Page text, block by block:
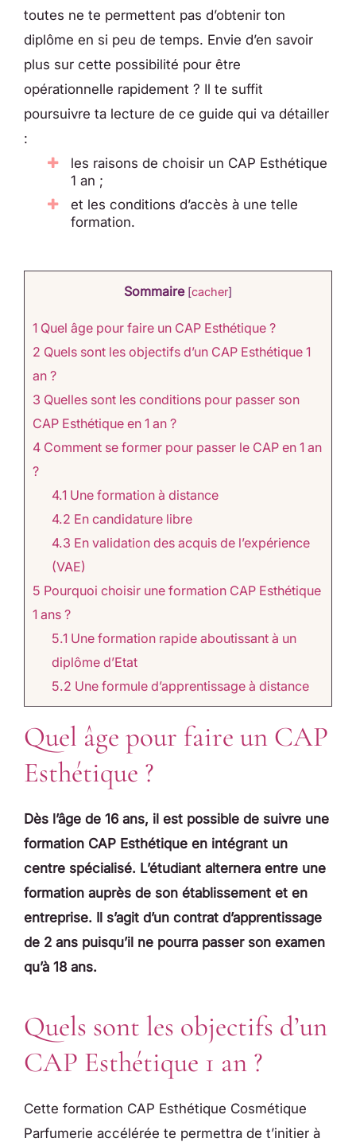
toutes ne te permettent pas d’obtenir ton
diplôme en si peu de temps. Envie d’en savoir
plus sur cette possibilité pour être
opérationnelle rapidement ? Il te suffit
poursuivre ta lecture de ce guide qui va détailler
:
les raisons de choisir un CAP Esthétique
1 an ;
et les conditions d’accès à une telle
formation.
Sommaire [cacher]
1 Quel âge pour faire un CAP Esthétique ?
2 Quels sont les objectifs d’un CAP Esthétique 1
an ?
3 Quelles sont les conditions pour passer son
CAP Esthétique en 1 an ?
4 Comment se former pour passer le CAP en 1 an
?
4.1 Une formation à distance
4.2 En candidature libre
4.3 En validation des acquis de l’expérience
(VAE)
5 Pourquoi choisir une formation CAP Esthétique
1 ans ?
5.1 Une formation rapide aboutissant à un
diplôme d’Etat
5.2 Une formule d’apprentissage à distance
Quel âge pour faire un CAP
Esthétique ?
Dès l’âge de 16 ans, il est possible de suivre une
formation CAP Esthétique en intégrant un
centre spécialisé. L’étudiant alternera entre une
formation auprès de son établissement et en
entreprise. Il s’agit d’un contrat d’apprentissage
de 2 ans puisqu’il ne pourra passer son examen
qu’à 18 ans.
Quels sont les objectifs d’un
CAP Esthétique 1 an ?
Cette formation CAP Esthétique Cosmétique
Parfumerie accélérée te permettra de t’initier à